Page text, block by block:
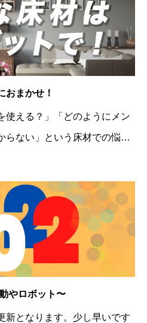
おまかせ！
使える？」「どのようにメン
らない」という床材での悩み
ります。
やロボット〜
新となります。少し早いです